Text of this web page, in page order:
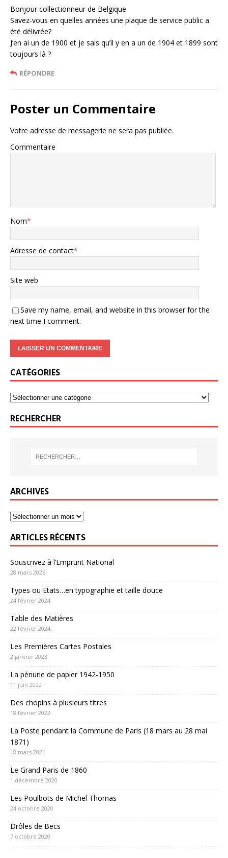
Bonjour collectionneur de Belgique
Savez-vous en quelles années une plaque de service public a
été délivrée?
J’en ai un de 1900 et je sais qu’il y en a un de 1904 et 1899 sont
toujours là ?
RÉPONDRE
Poster un Commentaire
Votre adresse de messagerie ne sera pas publiée.
Commentaire
Nom*
Adresse de contact*
Site web
Save my name, email, and website in this browser for the
next time I comment.
CATÉGORIES
RECHERCHER
ARCHIVES
ARTICLES RÉCENTS
Souscrivez à l’Emprunt National
28 mars 2026
Types ou Etats…en typographie et taille douce
24 février 2024
Table des Matières
22 février 2024
Les Premières Cartes Postales
2 janvier 2023
La pénurie de papier 1942-1950
11 juin 2022
Des chopins à plusieurs titres
18 février 2022
La Poste pendant la Commune de Paris (18 mars au 28 mai
1871)
18 mars 2021
Le Grand Paris de 1860
1 décembre 2020
Les Poulbots de Michel Thomas
24 octobre 2020
Drôles de Becs
7 octobre 2020